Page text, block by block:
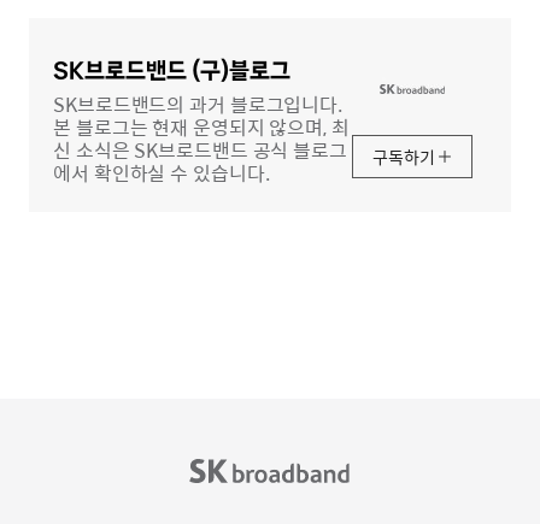
SK브로드밴드 (구)블로그
SK브로드밴드의 과거 블로그입니다.
본 블로그는 현재 운영되지 않으며, 최
신 소식은 SK브로드밴드 공식 블로그
에서 확인하실 수 있습니다.
구독하기